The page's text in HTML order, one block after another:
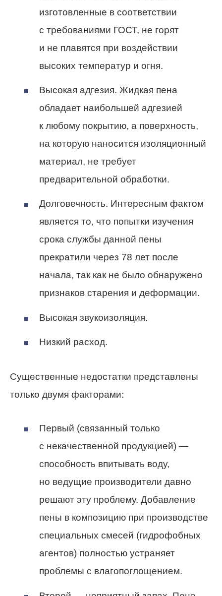
изготовленные в соответствии
с требованиями ГОСТ, не горят
и не плавятся при воздействии
высоких температур и огня.
Высокая адгезия. Жидкая пена
обладает наибольшей адгезией
к любому покрытию, а поверхность,
на которую наносится изоляционный
материал, не требует
предварительной обработки.
Долговечность. Интересным фактом
является то, что попытки изучения
срока службы данной пены
прекратили через 78 лет после
начала, так как не было обнаружено
признаков старения и деформации.
Высокая звукоизоляция.
Низкий расход.
Существенные недостатки представлены
только двумя факторами:
Первый (связанный только
с некачественной продукцией) —
способность впитывать воду,
но ведущие производители давно
решают эту проблему. Добавление
пены в композицию при производстве
специальных смесей (гидрофобных
агентов) полностью устраняет
проблемы с влагопоглощением.